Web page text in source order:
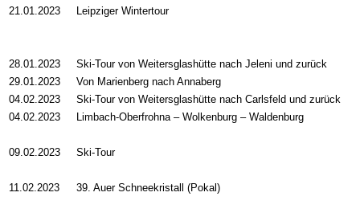
21.01.2023
Leipziger Wintertour
28.01.2023
Ski-Tour von Weitersglashütte nach Jeleni und zurück
29.01.2023
Von Marienberg nach Annaberg
04.02.2023
Ski-Tour von Weitersglashütte nach Carlsfeld und zurück
04.02.2023
Limbach-Oberfrohna –Wolkenburg –Waldenburg
09.02.2023 Ski-Tour
11.02.2023 39. Auer Schneekristall (Pokal)